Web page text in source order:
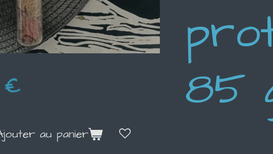
85
€
au panier